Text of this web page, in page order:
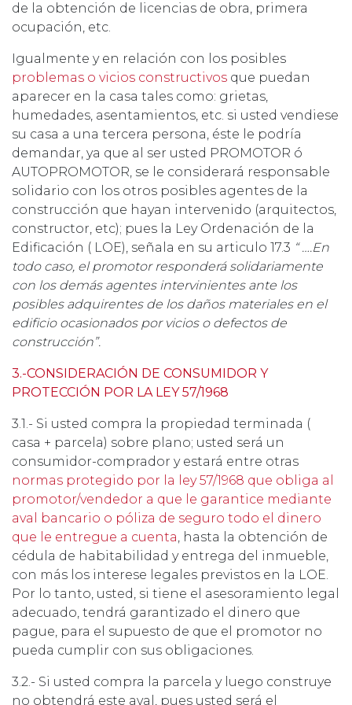
de la obtención de licencias de obra, primera
ocupación, etc.
Igualmente y en relación con los posibles
problemas o vicios constructivos que puedan
aparecer en la casa tales como: grietas,
humedades, asentamientos, etc. si usted vendiese
su casa a una tercera persona, éste le podría
demandar, ya que al ser usted PROMOTOR ó
AUTOPROMOTOR, se le considerará responsable
solidario con los otros posibles agentes de la
construcción que hayan intervenido (arquitectos,
constructor, etc); pues la Ley Ordenación de la
Edificación ( LOE), señala en su articulo 17.3 “ ….En
todo caso, el promotor responderá solidariamente
con los demás agentes intervinientes ante los
posibles adquirentes de los daños materiales en el
edificio ocasionados por vicios o defectos de
construcción”.
3.-CONSIDERACIÓN DE CONSUMIDOR Y
PROTECCIÓN POR LA LEY 57/1968
3.1.- Si usted compra la propiedad terminada (
casa + parcela) sobre plano; usted será un
consumidor-comprador y estará entre otras
normas protegido por la ley 57/1968 que obliga al
promotor/vendedor a que le garantice mediante
aval bancario o póliza de seguro todo el dinero
que le entregue a cuenta, hasta la obtención de
cédula de habitabilidad y entrega del inmueble,
con más los interese legales previstos en la LOE.
Por lo tanto, usted, si tiene el asesoramiento legal
adecuado, tendrá garantizado el dinero que
pague, para el supuesto de que el promotor no
pueda cumplir con sus obligaciones.
3.2.- Si usted compra la parcela y luego construye
no obtendrá este aval, pues usted será el